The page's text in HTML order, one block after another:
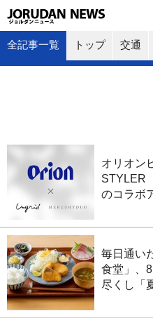
全記事一覧 トップ 交通
オリオン
STYLER
のコラボ
（土）
毎日通い
食堂」、
尽くし「
限定販
ロッケ、